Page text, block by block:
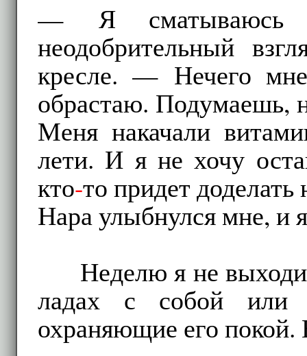
— Я сматываюсь
неодобрительный
кресле. — Нечего мне
обрастаю. Подумаешь,
Меня накачали
лети. И я не хочу
кто-то придет доделать
Нара улыбнулся мне, и
Неделю я не
ладах с собой или
охраняющие его